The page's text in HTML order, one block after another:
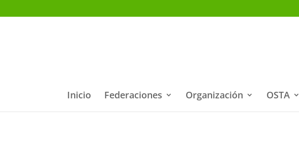
Inicio Federaciones Organización OSTA